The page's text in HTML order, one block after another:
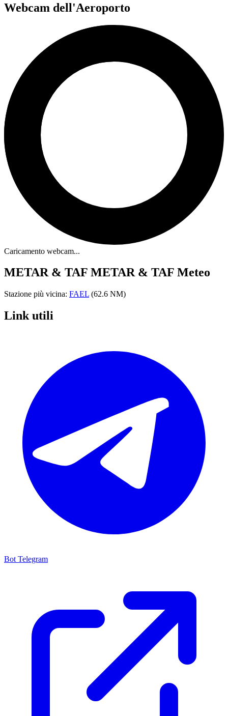
Webcam dell'Aeroporto
Caricamento webcam...
METAR & TAF METAR & TAF Meteo
Stazione più vicina: FAEL (62.6 NM)
Link utili
Bot Telegram